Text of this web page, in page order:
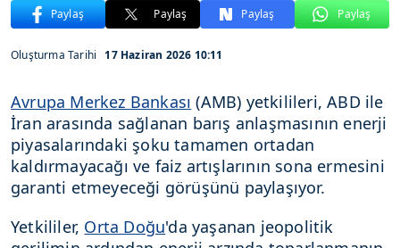
Paylaş Paylaş Paylaş Paylaş
Oluşturma Tarihi 17 Haziran 2026 10:11
Avrupa Merkez Bankası (AMB) yetkilileri, ABD ile
İran arasında sağlanan barış anlaşmasının enerji
piyasalarındaki şoku tamamen ortadan
kaldırmayacağı ve faiz artışlarının sona ermesini
garanti etmeyeceği görüşünü paylaşıyor.
Yetkililer, Orta Doğu'da yaşanan jeopolitik